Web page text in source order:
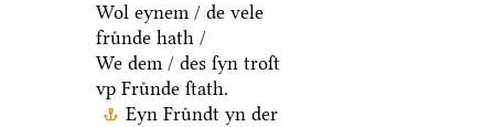
Wol eynem / de vele
fruͤnde hath /
We dem / des ſyn troſt
vp Fruͤnde ſtath.
Eyn Fruͤndt yn der